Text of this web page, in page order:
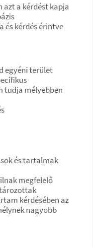
azt a kérdést kapja
és kérdés érintve
egyéni terület
tudja mélyebben
és tartalmak
megfelelő
kérdésében az
nagyobb